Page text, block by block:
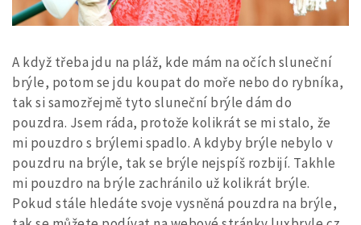
A když třeba jdu na pláž, kde mám na očích sluneční
brýle, potom se jdu koupat do moře nebo do rybníka,
tak si samozřejmě tyto sluneční brýle dám do
pouzdra. Jsem ráda, protože kolikrát se mi stalo, že
mi pouzdro s brýlemi spadlo. A kdyby brýle nebylo v
pouzdru na brýle, tak se brýle nejspíš rozbijí. Takhle
mi pouzdro na brýle zachránilo už kolikrát brýle.
Pokud stále hledáte svoje vysněná pouzdra na brýle,